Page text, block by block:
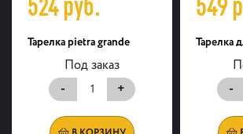
Тарелка pietra grande
Под заказ
-
+
Тарелка
-